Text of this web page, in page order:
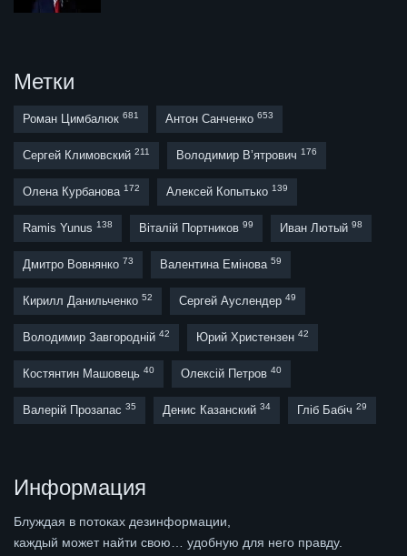
Метки
Роман Цимбалюк 681 Антон Санченко 653
Сергей Климовский 211 Володимир В’ятрович 176
Олена Курбанова 172 Алексей Копытько 139
Ramis Yunus 138 Віталій Портников 99 Иван Лютый 98
Дмитро Вовнянко 73 Валентина Емінова 59
Кирилл Данильченко 52 Сергей Ауслендер 49
Володимир Завгородній 42 Юрий Христензен 42
Костянтин Машовець 40 Олексій Петров 40
Валерій Прозапас 35 Денис Казанский 34 Гліб Бабіч 29
Информация
Блуждая в потоках дезинформации,
каждый может найти свою… удобную для него правду.